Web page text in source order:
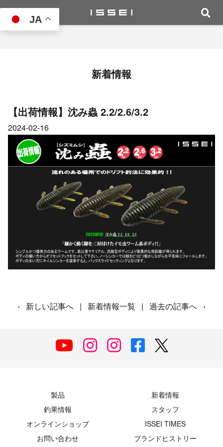
JA
新着情報
【出荷情報】沈み蟲 2.2/2.6/3.2
2024-02-16
‹ 新しい記事へ | 新着情報一覧 | 過去の記事へ ›
製品
新着情報
釣果情報
スタッフ
オンラインショップ
ISSEI TIMES
お問い合わせ
ブランドヒストリー